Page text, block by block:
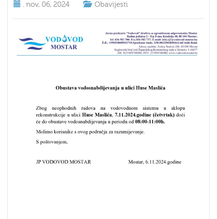
. nov, 06, 2024 Obavijesti